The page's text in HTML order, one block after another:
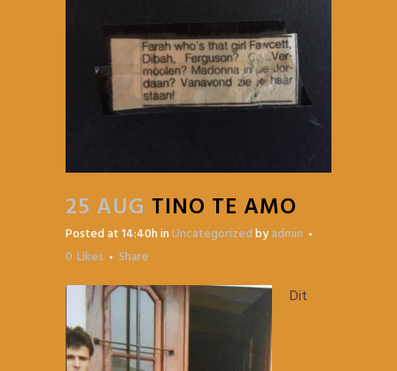
25 AUG TINO TE AMO
Posted at 14:40hinUncategorizedbyadmin
0 Likes Share
Dit